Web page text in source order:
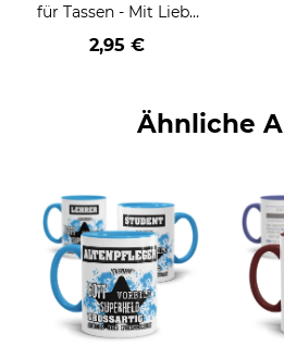
für Tassen - Mit Liebe
geschenkt
2,95 €
Ähnliche